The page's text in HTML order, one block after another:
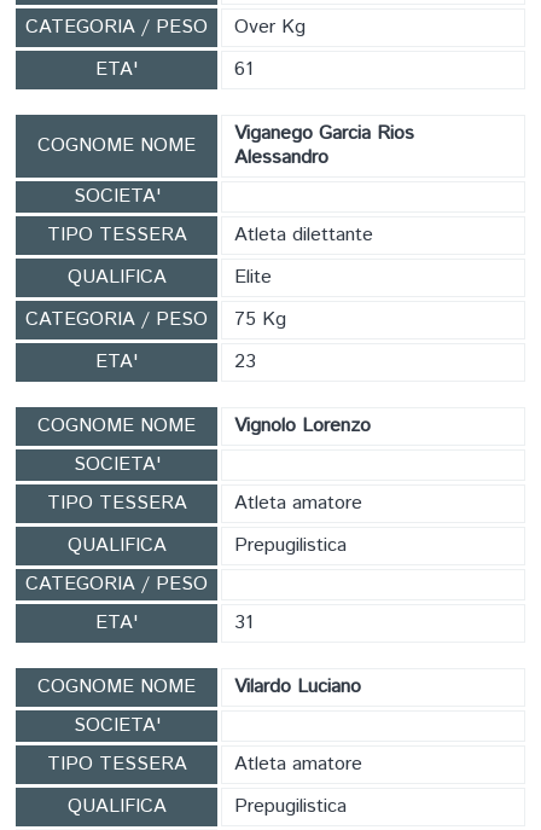
CATEGORIA / PESO
Over Kg
ETA'
61
COGNOME NOME
Viganego Garcia Rios
Alessandro
SOCIETA'
TIPO TESSERA
Atleta dilettante
QUALIFICA
Elite
CATEGORIA / PESO
75 Kg
ETA'
23
COGNOME NOME
Vignolo Lorenzo
SOCIETA'
TIPO TESSERA
Atleta amatore
QUALIFICA
Prepugilistica
CATEGORIA / PESO
ETA'
31
COGNOME NOME
Vilardo Luciano
SOCIETA'
TIPO TESSERA
Atleta amatore
QUALIFICA
Prepugilistica